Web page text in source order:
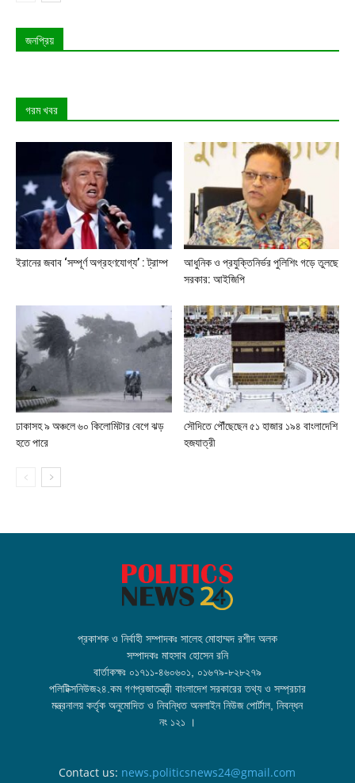
জনপ্রিয়
গরম খবর
ইরানের জবাব ‘সম্পূর্ণ অগ্রহণযোগ্য’ : ট্রাম্প
আধুনিক ও প্রযুক্তিনির্ভর পুলিশিং গড়ে তুলছে
সরকার: আইজিপি
ঢাকাসহ ৯ অঞ্চলে ৬০ কিলোমিটার বেগে ঝড়
হতে পারে
সৌদিতে পৌঁছেছেন ৫১ হাজার ১৯৪ বাংলাদেশি
হজযাত্রী
প্রকাশক ও নির্বাহী সম্পাদকঃ সালেহ মোহাম্মদ রশীদ অলক
সম্পাদকঃ মাহসাব হোসেন রনি
বার্তাকক্ষঃ ০১৭১১-৪৬০৬০১, ০১৬৭৯-৮২৮২৭৯
পলিটিক্সনিউজ২৪.কম গণপ্রজাতন্ত্রী বাংলাদেশ সরকারের তথ্য ও সম্প্রচার
মন্ত্রনালয় কর্তৃক অনুমোদিত ও নিবন্ধিত অনলাইন নিউজ পোর্টাল, নিবন্ধন
নং ১২১ ।
Contact us: news.politicsnews24@gmail.com